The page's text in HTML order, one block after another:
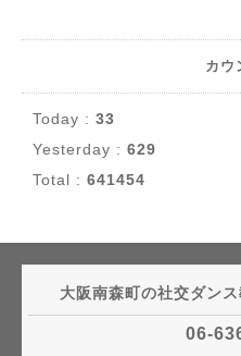
カウ
Today : 33
Yesterday : 629
Total : 641454
大阪南森町の社交ダン
06-